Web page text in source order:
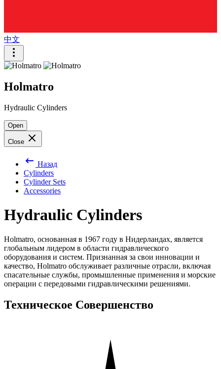
中文
Holmatro
Hydraulic Cylinders
Open
Close
Назад
Cylinders
Cylinder Sets
Accessories
Hydraulic Cylinders
Holmatro, основанная в 1967 году в Нидерландах, является
глобальным лидером в области гидравлического
оборудования и систем. Признанная за свои инновации и
качество, Holmatro обслуживает различные отрасли, включая
спасательные службы, промышленные применения и морские
операции с передовыми гидравлическими решениями.
Техническое Совершенство